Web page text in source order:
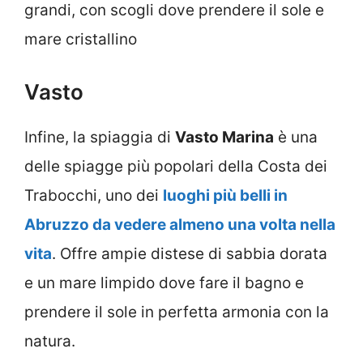
grandi, con scogli dove prendere il sole e
mare cristallino
Vasto
Infine, la spiaggia di Vasto Marina è una
delle spiagge più popolari della Costa dei
Trabocchi, uno dei luoghi più belli in
Abruzzo da vedere almeno una volta nella
vita. Offre ampie distese di sabbia dorata
e un mare limpido dove fare il bagno e
prendere il sole in perfetta armonia con la
natura.